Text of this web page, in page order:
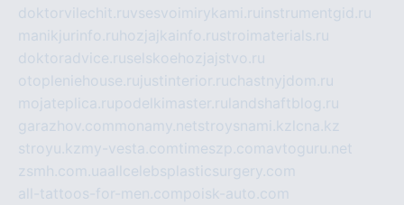
doktorvilechit.ruvsesvoimirykami.ru instrumentgid.ru
manikjurinfo.ru hozjajkainfo.rustroimaterials.ru
doktoradvice.ruselskoehozjajstvo.ru
otopleniehouse.ru justinterior.ruchastnyjdom.ru
mojateplica.rupodelkimaster.ru landshaftblog.ru
garazhov.com monamy.netstroysnami.kz lcna.kz
stroyu.kz my-vesta.com timeszp.comavtoguru.net
zsmh.com.uaallcelebsplasticsurgery.com
all-tattoos-for-men.com poisk-auto.com